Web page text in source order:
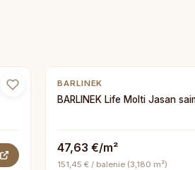
BARLINEK
BARLINEK Life Molti Jasan
47,63 €/m²
151,45 € / balenie (3,180 m²)